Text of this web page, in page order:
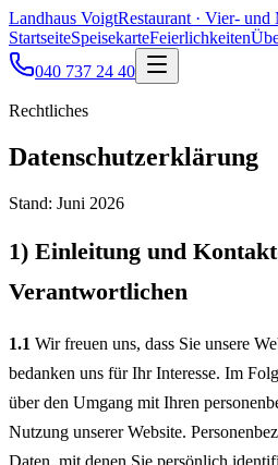
Landhaus VoigtRestaurant · Vier- und
StartseiteSpeisekarteFeierlichkeiten
040 737 24 40
Rechtliches
Datenschutzerklärung
Stand: Juni 2026
1) Einleitung und
Verantwortlichen
1.1 Wir freuen uns, dass Sie unsere
bedanken uns für Ihr Interesse. Im
über den Umgang mit Ihren
Nutzung unserer Website.
Daten, mit denen Sie persönlich